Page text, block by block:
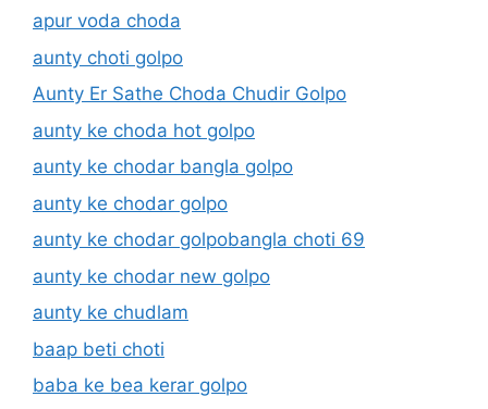
apur voda choda
aunty choti golpo
Aunty Er Sathe Choda Chudir Golpo
aunty ke choda hot golpo
aunty ke chodar bangla golpo
aunty ke chodar golpo
aunty ke chodar golpobangla choti 69
aunty ke chodar new golpo
aunty ke chudlam
baap beti choti
baba ke bea kerar golpo